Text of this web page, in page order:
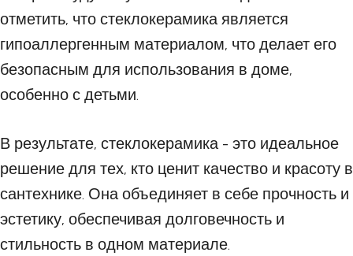
отметить, что стеклокерамика является
гипоаллергенным материалом, что делает его
безопасным для использования в доме,
особенно с детьми.
В результате, стеклокерамика - это идеальное
решение для тех, кто ценит качество и красоту в
сантехнике. Она объединяет в себе прочность и
эстетику, обеспечивая долговечность и
стильность в одном материале.